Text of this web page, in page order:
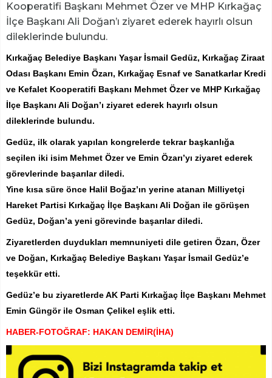
Kooperatifi Başkanı Mehmet Özer ve MHP Kırkağaç
İlçe Başkanı Ali Doğan’ı ziyaret ederek hayırlı olsun
dileklerinde bulundu.
Kırkağaç Belediye Başkanı Yaşar İsmail Gedüz, Kırkağaç Ziraat
Odası Başkanı Emin Özarı, Kırkağaç Esnaf ve Sanatkarlar Kredi
ve Kefalet Kooperatifi Başkanı Mehmet Özer ve MHP Kırkağaç
İlçe Başkanı Ali Doğan’ı ziyaret ederek hayırlı olsun
dileklerinde bulundu.
Gedüz, ilk olarak yapılan kongrelerde tekrar başkanlığa
seçilen iki isim Mehmet Özer ve Emin Özarı’yı ziyaret ederek
görevlerinde başarılar diledi.
Yine kısa süre önce Halil Boğaz’ın yerine atanan Milliyetçi
Hareket Partisi Kırkağaç İlçe Başkanı Ali Doğan ile görüşen
Gedüz, Doğan’a yeni görevinde başarılar diledi.
Ziyaretlerden duydukları memnuniyeti dile getiren Özarı, Özer
ve Doğan, Kırkağaç Belediye Başkanı Yaşar İsmail Gedüz’e
teşekkür etti.
Gedüz’e bu ziyaretlerde AK Parti Kırkağaç İlçe Başkanı Mehmet
Emin Güngör ile Osman Çelikel eşlik etti.
HABER-FOTOĞRAF: HAKAN DEMİR(İHA)